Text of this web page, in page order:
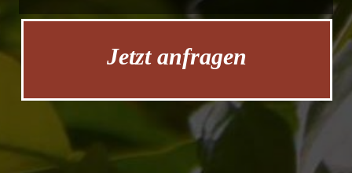
Jetzt anfragen